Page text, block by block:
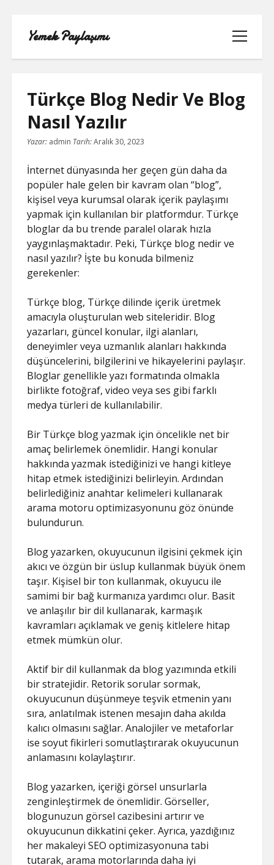
Yemek Paylaşımı
menüyü
aç
LISTE
SPOTIFY TAKIPÇI YÜKSELTME
ÜCRETSIZ
TIKTOK GIZLI CANLI YAYIN IZLEME
TWITTER IZLENME GÖNDERME
Türkçe Blog Nedir Ve Blog
Nasıl Yazılır
Yazar: admin Tarih:Aralık 30, 2023
İnternet dünyasında her geçen gün daha da
popüler hale gelen bir kavram olan “blog”,
kişisel veya kurumsal olarak içerik paylaşımı
yapmak için kullanılan bir platformdur. Türkçe
bloglar da bu trende paralel olarak hızla
yaygınlaşmaktadır. Peki, Türkçe blog nedir ve
nasıl yazılır? İşte bu konuda bilmeniz
gerekenler:
Türkçe blog, Türkçe dilinde içerik üretmek
amacıyla oluşturulan web siteleridir. Blog
yazarları, güncel konular, ilgi alanları,
deneyimler veya uzmanlık alanları hakkında
düşüncelerini, bilgilerini ve hikayelerini paylaşır.
Bloglar genellikle yazı formatında olmakla
birlikte fotoğraf, video veya ses gibi farklı
medya türleri de kullanılabilir.
Bir Türkçe blog yazmak için öncelikle net bir
amaç belirlemek önemlidir. Hangi konular
hakkında yazmak istediğinizi ve hangi kitleye
hitap etmek istediğinizi belirleyin. Ardından
belirlediğiniz anahtar kelimeleri kullanarak
arama motoru optimizasyonunu göz önünde
bulundurun.
Blog yazarken, okuyucunun ilgisini çekmek için
akıcı ve özgün bir üslup kullanmak büyük önem
taşır. Kişisel bir ton kullanmak, okuyucu ile
samimi bir bağ kurmanıza yardımcı olur. Basit
ve anlaşılır bir dil kullanarak, karmaşık
kavramları açıklamak ve geniş kitlelere hitap
etmek mümkün olur.
Aktif bir dil kullanmak da blog yazımında etkili
bir stratejidir. Retorik sorular sormak,
okuyucunun düşünmeye teşvik etmenin yanı
sıra, anlatılmak istenen mesajın daha akılda
kalıcı olmasını sağlar. Analojiler ve metaforlar
ise soyut fikirleri somutlaştırarak okuyucunun
anlamasını kolaylaştırır.
Blog yazarken, içeriği görsel unsurlarla
zenginleştirmek de önemlidir. Görseller,
blogunuzun görsel cazibesini artırır ve
okuyucunun dikkatini çeker. Ayrıca, yazdığınız
her makaleyi SEO optimizasyonuna tabi
tutarak, arama motorlarında daha iyi